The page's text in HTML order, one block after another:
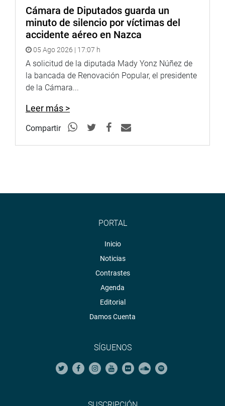
de la oficina la Defensoría del Pueblo de La Libertad,
quien solicitó la fiscalización al Centro Nacional de
Abastecimiento de Recursos Estratégicos en Salud
(Cenares) por la falta de medicamentos en el
departamento de La Libertad.
OFICINA DE COMUNICACIONES E IMAGEN
INSTITUCIONAL
Cámara de Diputados guarda un
minuto de silencio por víctimas del
accidente aéreo en Nazca
05 Ago 2026 | 17:07 h
A solicitud de la diputada Mady Yonz Núñez de
la bancada de Renovación Popular, el presidente
de la Cámara...
Leer más >
Compartir
PORTAL
Inicio
Noticias
Contrastes
Agenda
Editorial
Damos Cuenta
SÍGUENOS